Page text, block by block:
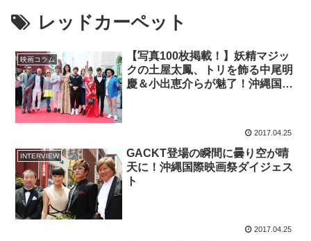
レッドカーペット
映画コラム
【写真100枚掲載！】妖精マジッ
クの土屋太鳳、トリを飾る中尾明
慶＆小出恵介らが魅了！沖縄国際
2017.04.25
INTERVIEW
GACKT登場の瞬間に曇り空が晴
天に！沖縄国際映画祭ダイジェス
ト
2017.04.25